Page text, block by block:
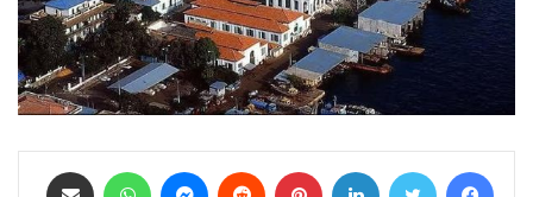
فيسبوك تويتر لينكدإن بينتيريست ماسنجر واتساب